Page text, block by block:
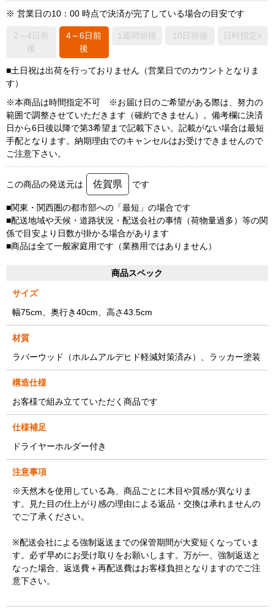
※ 営業日の10：00 時点で決済が完了している場合の目安です
2～4日前
後
4～6日前
後
1週間前後 10日前後 日時指定×
■土日祝は出荷を行っておりません（営業日でのカウントとなりま
す）
※本商品は時間指定不可 ※お届け日のご希望がある際は、努力の
範囲で調整させていただきます（確約できません）。備考欄に決済
日から6日後以降で第3希望まで記載下さい。記載がない場合は最短
手配となります。納期理由でのキャンセルはお受けできませんので
ご注意下さい。
この商品の発送元は 佐賀県 です
■関東・関西圏の都市部への「最短」の場合です
■配送地域や天候・道路状況・配送会社の事情（荷物量過多）等の関
係で目安より日数が掛かる場合があります
■商品は全て一般家庭用です（業務用ではありません）
商品スペック
サイズ
幅75cm、奥行き40cm、高さ43.5cm
材質
ラバーウッド（ホルムアルデヒド軽減対策済み）、ラッカー塗装
構造仕様
お客様で組み立てていただく商品です
仕様補足
ドライヤーホルダー付き
注意事項
※天然木を使用している為、商品ごとに木目や質感が異なりま
す。見た目の仕上がり感の理由による返品・交換は承れませんの
でご了承ください。
※配送会社による強制返送までの保管期間が大変短くなっていま
す。必ず早めにお受け取りをお願いします。万が一、強制返送と
なった場合、返送費＋再配送費はお客様負担となりますのでご注
意下さい。